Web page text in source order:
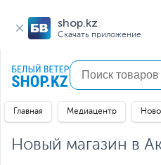
shop.kz
Скачать приложение
Главная Медиацентр
Новый магазин в